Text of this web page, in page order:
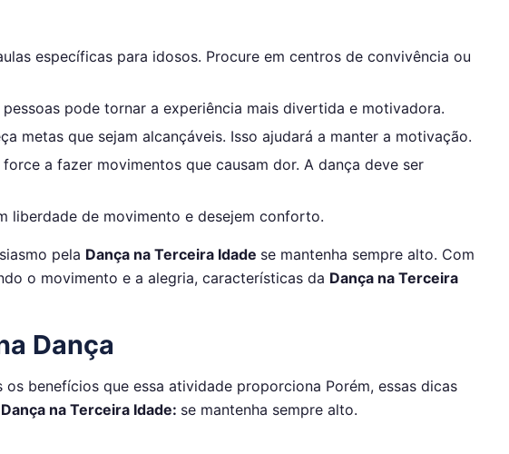
específicas para idosos. Procure em centros de convivência ou
pode tornar a experiência mais divertida e motivadora.
metas que sejam alcançáveis. Isso ajudará a manter a motivação.
a fazer movimentos que causam dor. A dança deve ser
liberdade de movimento e desejem conforto.
pela Dança na Terceira Idade se mantenha sempre alto. Com
o movimento e a alegria, características da Dança na Terceira
Dança
benefícios que essa atividade proporciona Porém, essas dicas
Dança na Terceira Idade: se mantenha sempre alto.